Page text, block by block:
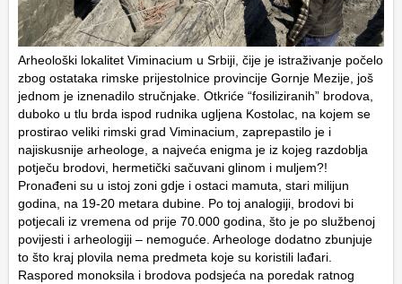
Arheološki lokalitet Viminacium u Srbiji, čije je istraživanje počelo
zbog ostataka rimske prijestolnice provincije Gornje Mezije, još
jednom je iznenadilo stručnjake. Otkriće “fosiliziranih” brodova,
duboko u tlu brda ispod rudnika ugljena Kostolac, na kojem se
prostirao veliki rimski grad Viminacium, zaprepastilo je i
najiskusnije arheologe, a najveća enigma je iz kojeg razdoblja
potječu brodovi, hermetički sačuvani glinom i muljem?!
Pronađeni su u istoj zoni gdje i ostaci mamuta, stari milijun
godina, na 19-20 metara dubine. Po toj analogiji, brodovi bi
potjecali iz vremena od prije 70.000 godina, što je po službenoj
povijesti i arheologiji – nemoguće. Arheologe dodatno zbunjuje
to što kraj plovila nema predmeta koje su koristili lađari.
Raspored monoksila i brodova podsjeća na poredak ratnog